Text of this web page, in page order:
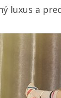
luxus a